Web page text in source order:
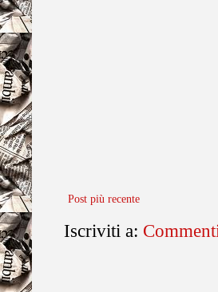
Post più recente
Iscriviti a: